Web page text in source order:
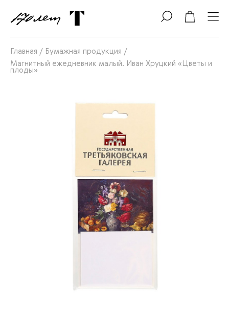
Главная / Бумажная продукция /
Магнитный ежедневник малый. Иван Хруцкий «Цветы и
плоды»